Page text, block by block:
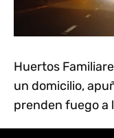
Huertos
un domicilio,
prenden fuego a